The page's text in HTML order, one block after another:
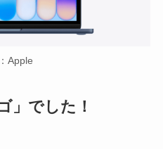
Apple
」でした！